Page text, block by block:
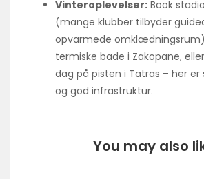
Vinteroplevelser: Book
(mange klubber tilbyder
opvarmede
termiske bade i Zakopane,
dag på pisten i Tatras – her er
og god infrastruktur.
You may also